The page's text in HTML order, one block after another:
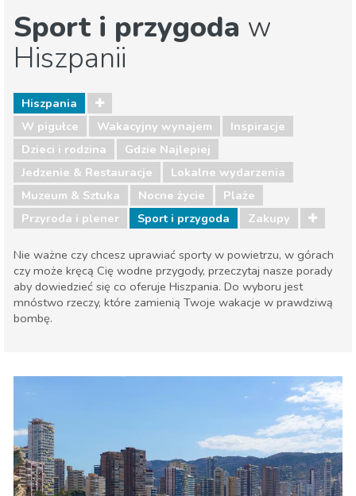
Sport i przygoda w
Hiszpanii
Hiszpania
W pigułce
Wakacyjny wynajem
Inspiracje
Dzieci i rodzina
Gdzie Najlepiej
Jedzenie & Restauracje
Lokalne wydarzenia
Muzeum & Sztuka
Nocne życie
Plaże
Przyroda i plener
Sport i przygoda Zakupy
Nie ważne czy chcesz uprawiać sporty w powietrzu, w górach
czy może kręcą Cię wodne przygody, przeczytaj nasze porady
aby dowiedzieć się co oferuje Hiszpania. Do wyboru jest
mnóstwo rzeczy, które zamienią Twoje wakacje w prawdziwą
bombę.
Jedzenie & Restauracje
Lokalne wydarzenia
Muzeum & Sztuka
Nocne życie
Plaże
Przyroda i plener
Sport i przygoda Zakupy